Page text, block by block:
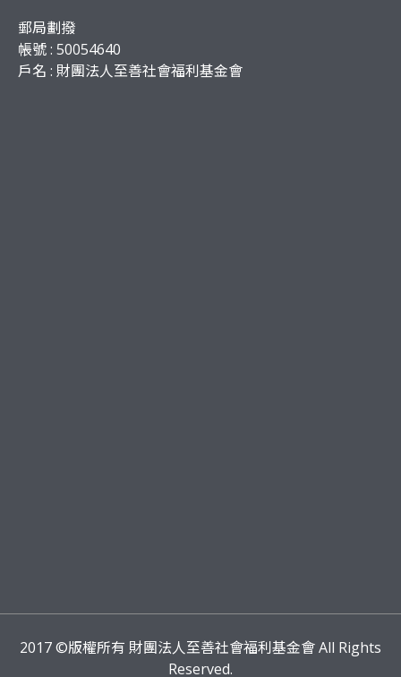
郵局劃撥
帳號 : 50054640
戶名 : 財團法人至善社會福利基金會
2017©版權所有 財團法人至善社會福利基金會 All Rights
Reserved.